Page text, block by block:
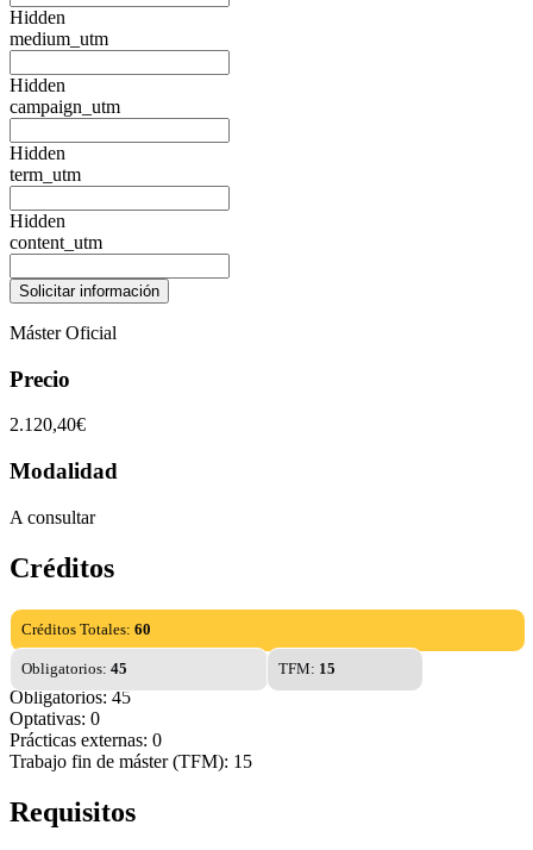
Hidden
medium_utm
Hidden
campaign_utm
Hidden
term_utm
Hidden
content_utm
Máster Oficial
Precio
2.120,40€
Modalidad
A consultar
Créditos
Créditos Totales: 60
Obligatorios: 45 TFM: 15
Obligatorios: 45
Optativas: 0
Prácticas externas: 0
Trabajo fin de máster (TFM): 15
Requisitos